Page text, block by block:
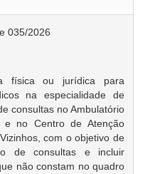
035/2026
física ou jurídica para
na especialidade de
consultas no Ambulatório
e no Centro de Atenção
com o objetivo de
de consultas e incluir
não constam no quadro